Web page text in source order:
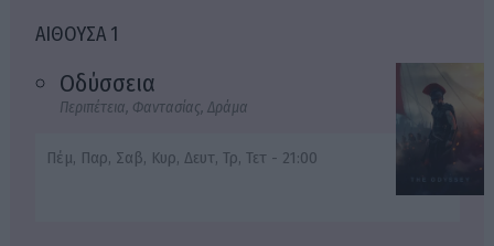
ΑΙΘΟΥΣΑ 1
Οδύσσεια
Περιπέτεια, Φαντασίας, Δράμα
Πέμ, Παρ, Σαβ, Κυρ, Δευτ, Τρ, Τετ - 21:00